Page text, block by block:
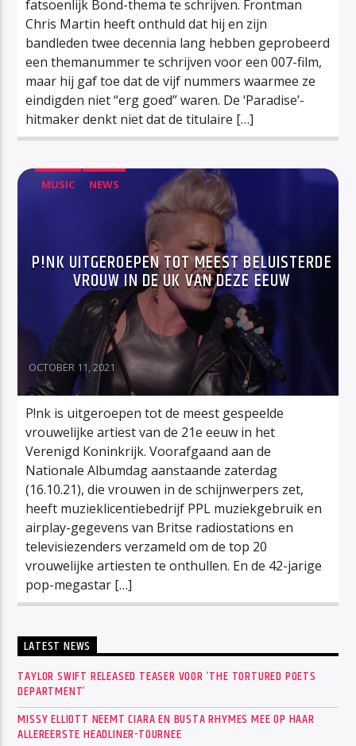
fatsoenlijk Bond-thema te schrijven. Frontman
Chris Martin heeft onthuld dat hij en zijn
bandleden twee decennia lang hebben geprobeerd
een themanummer te schrijven voor een 007-film,
maar hij gaf toe dat de vijf nummers waarmee ze
eindigden niet “erg goed” waren. De ‘Paradise’-
hitmaker denkt niet dat de titulaire […]
MUSIC NEWS
P!NK UITGEROEPEN TOT MEEST BELUISTERDE
VROUW IN DE UK VAN DEZE EEUW
OCTOBER 11, 2021
P!nk is uitgeroepen tot de meest gespeelde
vrouwelijke artiest van de 21e eeuw in het
Verenigd Koninkrijk. Voorafgaand aan de
Nationale Albumdag aanstaande zaterdag
(16.10.21), die vrouwen in de schijnwerpers zet,
heeft muzieklicentiebedrijf PPL muziekgebruik en
airplay-gegevens van Britse radiostations en
televisiezenders verzameld om de top 20
vrouwelijke artiesten te onthullen. En de 42-jarige
pop-megastar […]
LATEST NEWS
TAYLOR SWIFT RELEASED TEASER VOOR ‘THE TORTURED POETS
DEPARTMENT’
MISSY ELLIOTT NEEMT CIARA EN BUSTA RHYMES MEE OP HAAR
ALLEREERSTE HEADLINER-TOURNEE